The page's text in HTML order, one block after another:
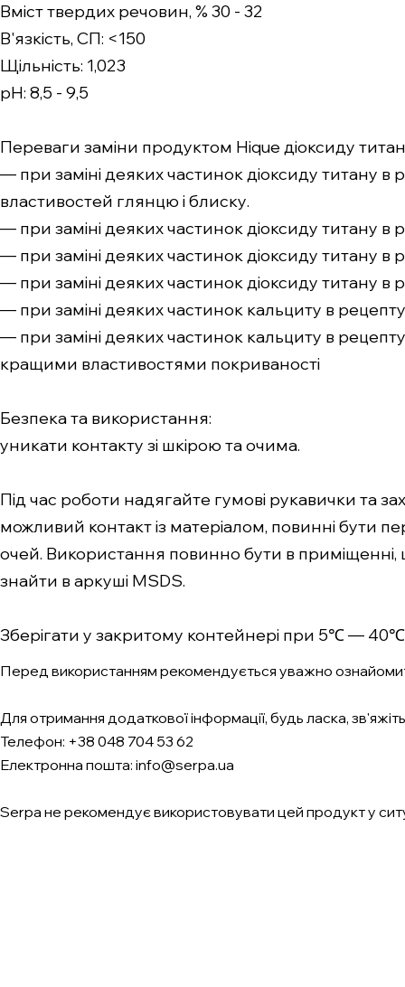
Вміст твердих речовин, % 30 - 32
В'язкість, СП: <150
Щільність: 1,023
pH: 8,5 - 9,5
Переваги заміни продуктом Hique діоксиду
— при заміні деяких частинок діоксиду титану в
властивостей глянцю і блиску.
— при заміні деяких частинок діоксиду титану в
— при заміні деяких частинок діоксиду титану в
— при заміні деяких частинок діоксиду титану в
— при заміні деяких частинок кальциту в
— при заміні деяких частинок кальциту в
кращими властивостями покриваності
Безпека та використання:
уникати контакту зі шкірою та очима.
Під час роботи надягайте гумові рукавички та
можливий контакт із матеріалом, повинні бути
очей. Використання повинно бути в
знайти в аркуші MSDS.
Зберігати у закритому контейнері при 5℃ — 40℃
Перед використанням рекомендується уважно
Для отримання додаткової інформації, будь ласка,
Телефон: +38 048 704 53 62
Електронна пошта: info@serpa.ua
Serpa не рекомендує використовувати цей продукт у